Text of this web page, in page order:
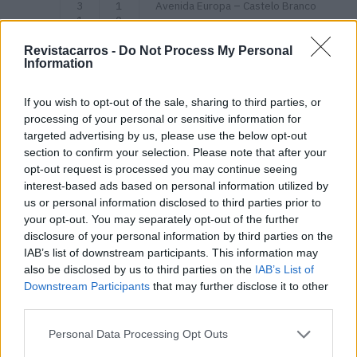
Revistacarros - Do Not Process My Personal
Information
If you wish to opt-out of the sale, sharing to third parties, or
processing of your personal or sensitive information for
targeted advertising by us, please use the below opt-out
section to confirm your selection. Please note that after your
opt-out request is processed you may continue seeing
interest-based ads based on personal information utilized by
us or personal information disclosed to third parties prior to
your opt-out. You may separately opt-out of the further
disclosure of your personal information by third parties on the
IAB’s list of downstream participants. This information may
also be disclosed by us to third parties on the IAB’s List of
Downstream Participants that may further disclose it to other
Personal Data Processing Opt Outs
3
1
j
u
2
5
1
0
0
2
H
0
0
Avenida Europa – Castelo Branco
CO
IM
BR
A
3
-
j
u
l
-
5
0
9
H
0
0
/
1
2
H
0
Via Augusto Vaz Serra – Coimbra